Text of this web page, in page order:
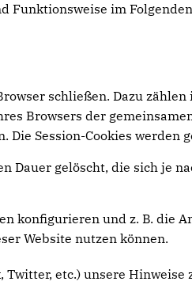
Funktionsweise im
schließen. Dazu
Browsers der
Session-Cookies werden
gelöscht, die sich je
konfigurieren und z. B. die
Website nutzen können.
etc.) unsere